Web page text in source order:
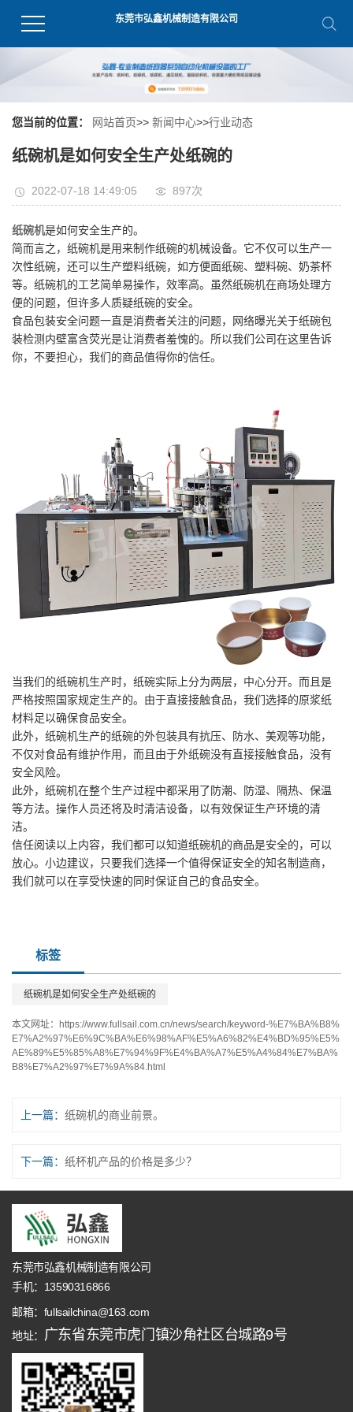
东莞市弘鑫机械制造有限公司
您当前的位置： 网站首页>> 新闻中心>>行业动态
纸碗机是如何安全生产处纸碗的
2022-07-18 14:49:05 897次
纸碗机是如何安全生产的。
简而言之，纸碗机是用来制作纸碗的机械设备。它不仅可以生产一
次性纸碗，还可以生产塑料纸碗，如方便面纸碗、塑料碗、奶茶杯
等。纸碗机的工艺简单易操作，效率高。虽然纸碗机在商场处理方
便的问题，但许多人质疑纸碗的安全。
食品包装安全问题一直是消费者关注的问题，网络曝光关于纸碗包
装检测内壁富含荧光是让消费者羞愧的。所以我们公司在这里告诉
你，不要担心，我们的商品值得你的信任。
当我们的纸碗机生产时，纸碗实际上分为两层，中心分开。而且是
严格按照国家规定生产的。由于直接接触食品，我们选择的原浆纸
材料足以确保食品安全。
此外，纸碗机生产的纸碗的外包装具有抗压、防水、美观等功能，
不仅对食品有维护作用，而且由于外纸碗没有直接接触食品，没有
安全风险。
此外，纸碗机在整个生产过程中都采用了防潮、防湿、隔热、保温
等方法。操作人员还将及时清洁设备，以有效保证生产环境的清
洁。
信任阅读以上内容，我们都可以知道纸碗机的商品是安全的，可以
放心。小边建议，只要我们选择一个值得保证安全的知名制造商，
我们就可以在享受快速的同时保证自己的食品安全。
标签
纸碗机是如何安全生产处纸碗的
本文网址： https://www.fullsail.com.cn/news/search/keyword-%E7%BA%B8%
E7%A2%97%E6%9C%BA%E6%98%AF%E5%A6%82%E4%BD%95%E5%
AE%89%E5%85%A8%E7%94%9F%E4%BA%A7%E5%A4%84%E7%BA%
B8%E7%A2%97%E7%9A%84.html
上一篇： 纸碗机的商业前景。
下一篇： 纸杯机产品的价格是多少？
东莞市弘鑫机械制造有限公司
手机：13590316866
邮箱：fullsailchina@163.com
地址： 广东省东莞市虎门镇沙角社区台城路9号